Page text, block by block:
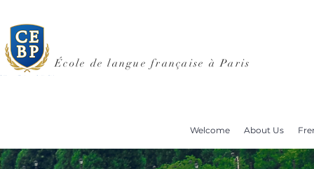
École de langue française à Paris
Welcome About Us